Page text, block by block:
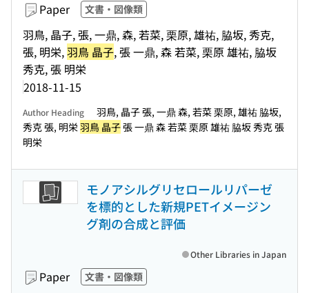
Paper 文書・図像類
羽鳥, 晶子, 張, 一鼎, 森, 若菜, 栗原, 雄祐, 脇坂, 秀克,
張, 明栄,羽鳥 晶子, 張 一鼎, 森 若菜, 栗原 雄祐, 脇坂
秀克, 張 明栄
2018-11-15
Author Heading
羽鳥, 晶子 張, 一鼎 森, 若菜 栗原, 雄祐 脇坂,
秀克 張, 明栄羽鳥 晶子張 一鼎 森 若菜 栗原 雄祐 脇坂 秀克 張
明栄
モノアシルグリセロールリパーゼ
を標的とした新規PETイメージン
グ剤の合成と評価
Paper 文書・図像類
Other Libraries in Japan